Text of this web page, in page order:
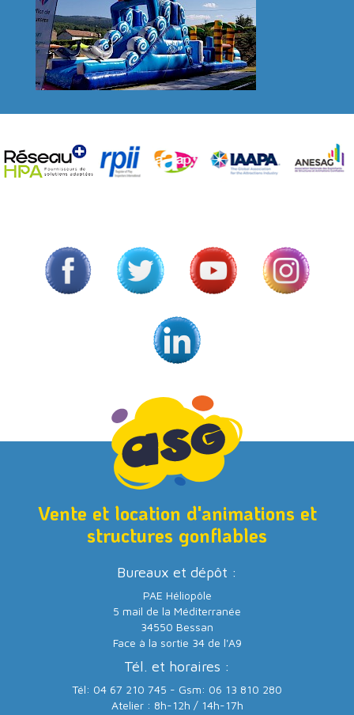
Vente et location d'animations et
structures gonflables
Bureaux et dépôt :
PAE Héliopôle
5 mail de la Méditerranée
34550 Bessan
Face à la sortie 34 de l'A9
Tél. et horaires :
Tél: 04 67 210 745 - Gsm: 06 13 810 280
Atelier : 8h-12h / 14h-17h